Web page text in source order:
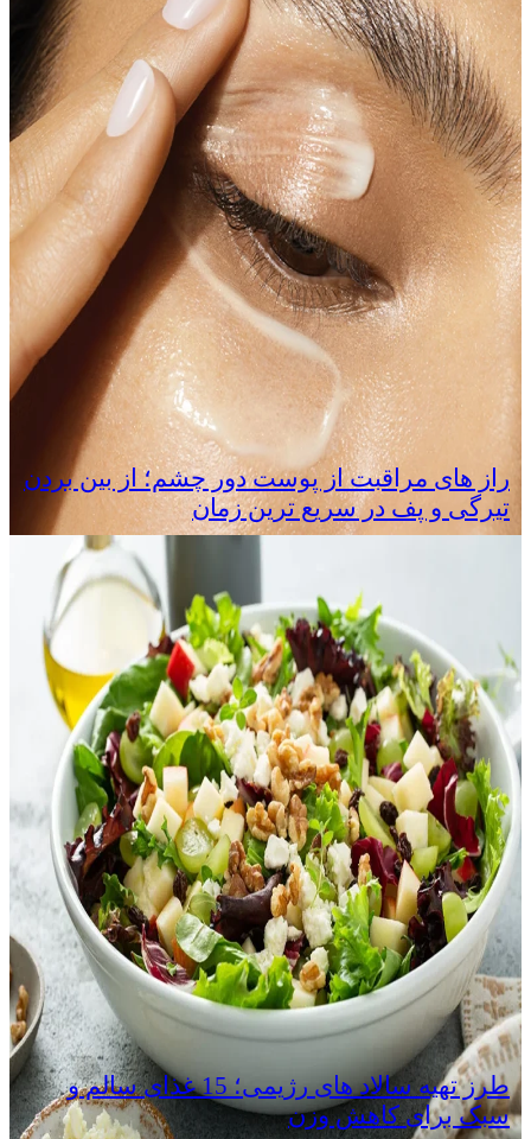
راز های مراقبت از پوست دور چشم؛ از بین بردن
تیرگی و پف در سریع‌ ترین زمان
طرز تهیه سالاد های رژیمی؛ 15 غذای سالم و
سبک برای کاهش وزن